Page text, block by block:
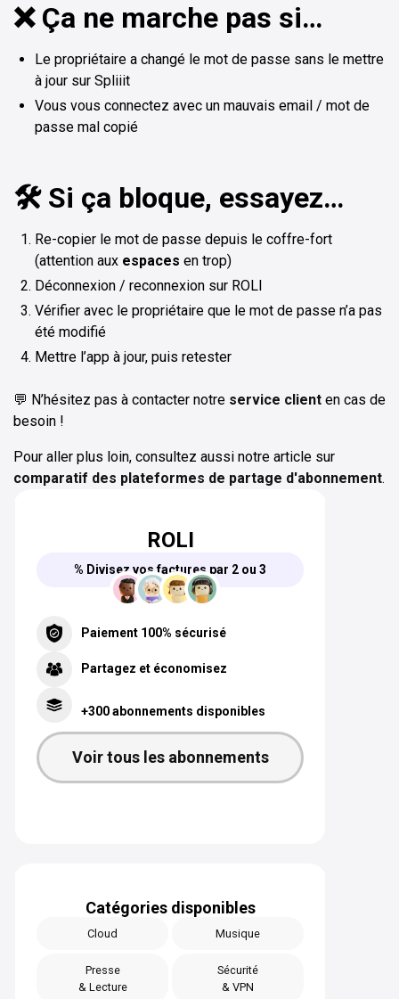
❌ Ça ne marche pas si…
Le propriétaire a changé le mot de passe sans le mettre
à jour sur Spliiit
Vous vous connectez avec un mauvais email / mot de
passe mal copié
🛠️ Si ça bloque, essayez…
Re-copier le mot de passe depuis le coffre-fort
(attention aux espaces en trop)
Déconnexion / reconnexion sur ROLI
Vérifier avec le propriétaire que le mot de passe n’a pas
été modifié
Mettre l’app à jour, puis retester
💬 N’hésitez pas à contacter notre service client en cas de
besoin !
Pour aller plus loin, consultez aussi notre article sur
comparatif des plateformes de partage d'abonnement.
ROLI
% Divisez vos factures par 2 ou 3
Paiement 100% sécurisé
Partagez et économisez
+300 abonnements disponibles
Voir tous les abonnements
Catégories disponibles
Cloud Musique
Presse
& Lecture
Sécurité
& VPN